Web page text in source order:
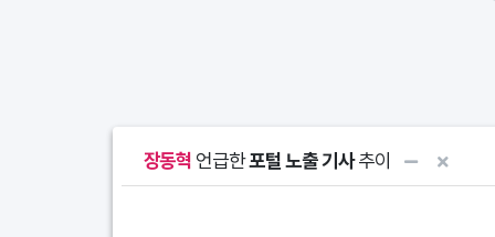
장동혁 언급한포털 노출 기사추이